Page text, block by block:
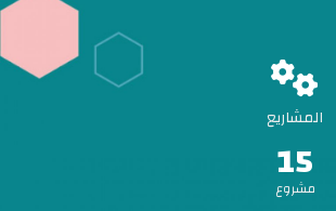
المشاريع
15
مشروع